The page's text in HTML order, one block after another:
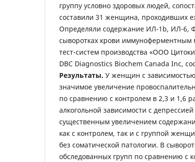
группу условно здоровых людей,
составили 31 женщина, проходивших
Определяли содержание ИЛ-1b, ИЛ-6,
сыворотках крови иммуноферментным
тест-систем производства «ООО
DBC Diagnostics Biochem Canada Inc,
Результаты. У женщин с
значимое увеличение
по сравнению с контролем в 2,3 и 1,6
алкогольной зависимости с
существенным увеличением
как с контролем, так и с группой
без соматической патологии. В
обследованных групп по сравнению с